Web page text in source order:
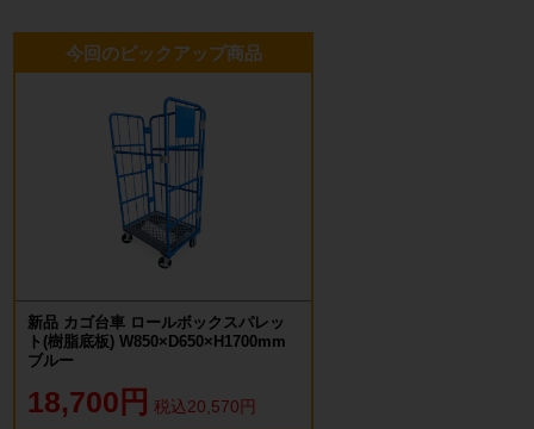
今回のピックアップ商品
新品 カゴ台車 ロールボックスパレッ
ト(樹脂底板) W850×D650×H1700mm
ブルー
18,700円 税込20,570円